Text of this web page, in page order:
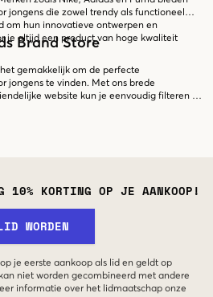
jongens die zowel trendy als functioneel
om hun innovatieve ontwerpen en
je altijd een product van hoge kwaliteit
Brand Store
gemakkelijk om de perfecte
jongens te vinden. Met ons brede
website kun je eenvoudig filteren op
je vindt het allemaal bij ons. Begin
10% KORTING OP JE AANKOOP!
WORDEN
je eerste aankoop als lid en geldt op
niet worden gecombineerd met andere
informatie over het lidmaatschap onze